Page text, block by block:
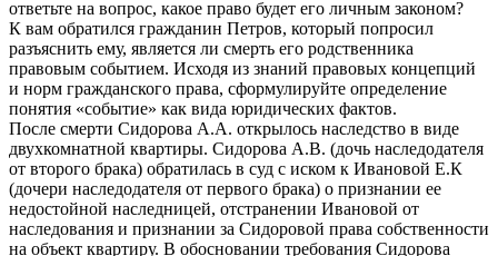
ответьте на вопрос, какое право будет его личным законом?
К вам обратился гражданин Петров, который попросил
разъяснить ему, является ли смерть его родственника
правовым событием. Исходя из знаний правовых концепций
и норм гражданского права, сформулируйте определение
понятия «событие» как вида юридических фактов.
После смерти Сидорова А.А. открылось наследство в виде
двухкомнатной квартиры. Сидорова А.В. (дочь наследодателя
от второго брака) обратилась в суд с иском к Ивановой Е.К
(дочери наследодателя от первого брака) о признании ее
недостойной наследницей, отстранении Ивановой от
наследования и признании за Сидоровой права собственности
на объект квартиру. В обосновании требования Сидорова